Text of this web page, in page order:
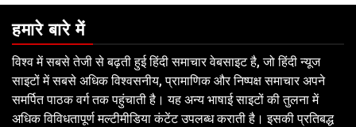
हमारे बारे में
विश्व में सबसे तेजी से बढ़ती हुई हिंदी समाचार वेबसाइट है, जो हिंदी न्यूज
साइटों में सबसे अधिक विश्वसनीय, प्रामाणिक और निष्पक्ष समाचार अपने
समर्पित पाठक वर्ग तक पहुंचाती है। यह अन्य भाषाई साइटों की तुलना में
अधिक विविधतापूर्ण मल्टीमीडिया कंटेंट उपलब्ध कराती है। इसकी प्रतिबद्ध